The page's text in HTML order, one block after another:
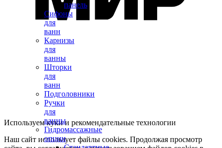
панель
Сифоны
для
ванн
Карнизы
для
ванны
Шторки
для
ванн
Подголовники
Ручки
для
ванны
Гидромассажные
опции
Используем куки и рекомендательные технологии
Наш сайт использует файлы cookies. Продолжая просмотр